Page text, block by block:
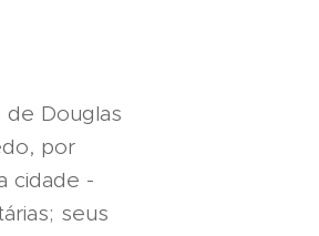
de Douglas
por
cidade -
seus